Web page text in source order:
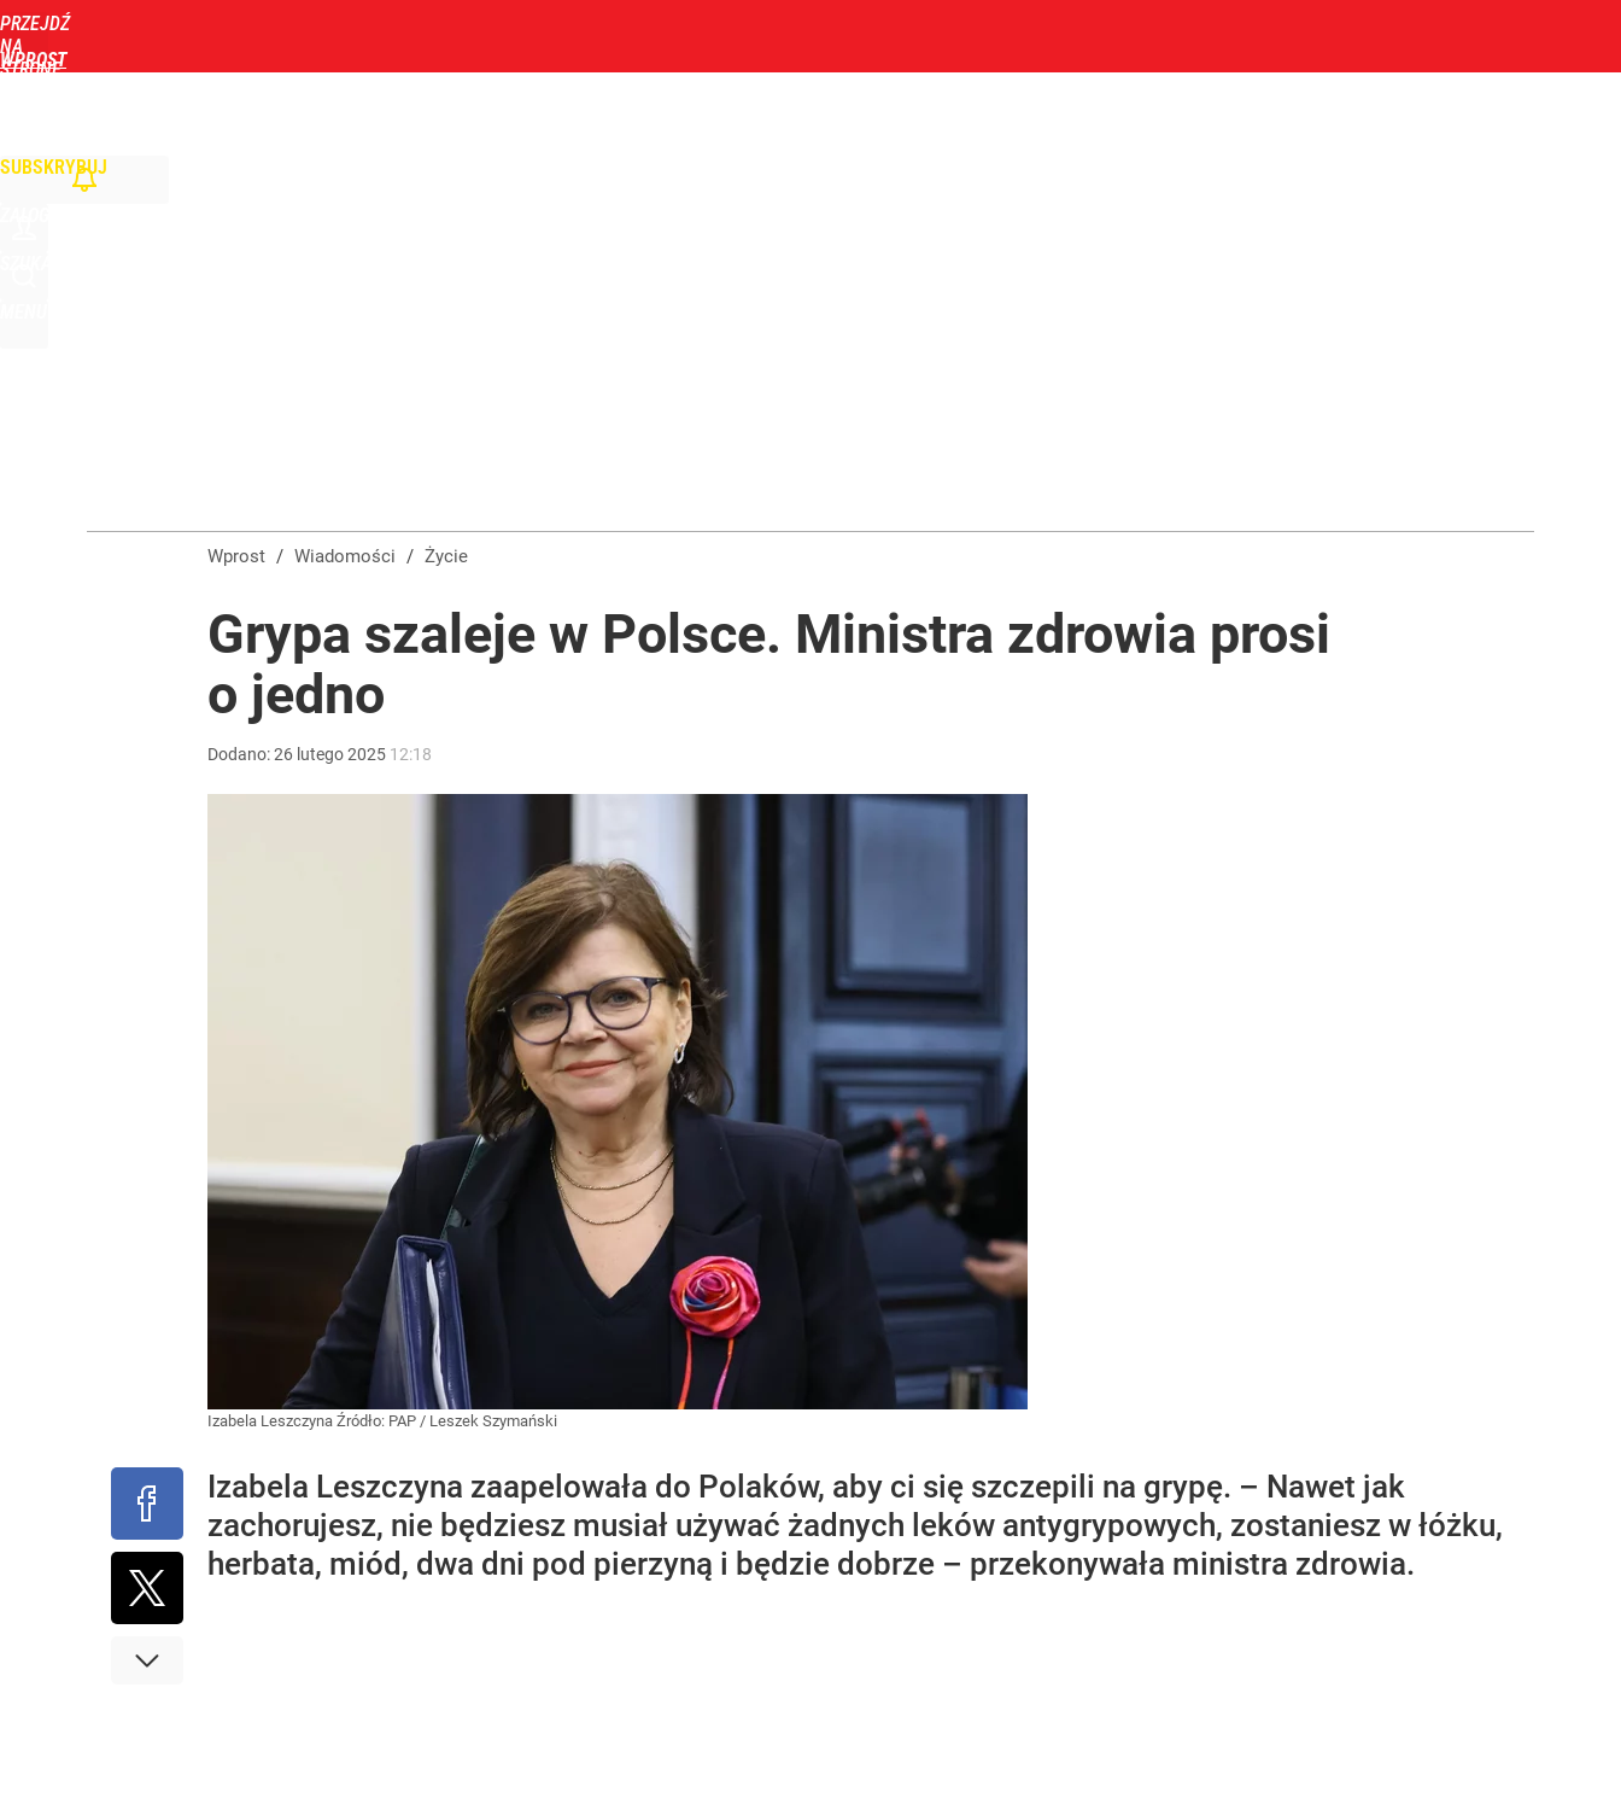
PRZEJDŹ
NA
STRONĘ
WPROST
SUBSKRYBUJ
dodaj
Nawrocki ma szansę na drugą kadencję? Tak ocenili go Polacy. Sondaż dla „Wprost”
Farmacja: wzrost pod presją. co czeka branżę do 2030 roku?
Wprost / Wiadomości / Życie
Grypa szaleje w Polsce. Ministra zdrowia prosi
o jedno
Dodano:26 lutego2025 12:18
Izabela Leszczyna Źródło: PAP / Leszek Szymański
Izabela Leszczyna zaapelowała do Polaków, aby ci się szczepili na grypę. – Nawet jak
zachorujesz, nie będziesz musiał używać żadnych leków antygrypowych, zostaniesz w łóżku,
herbata, miód, dwa dni pod pierzyną i będzie dobrze – przekonywała ministra zdrowia.